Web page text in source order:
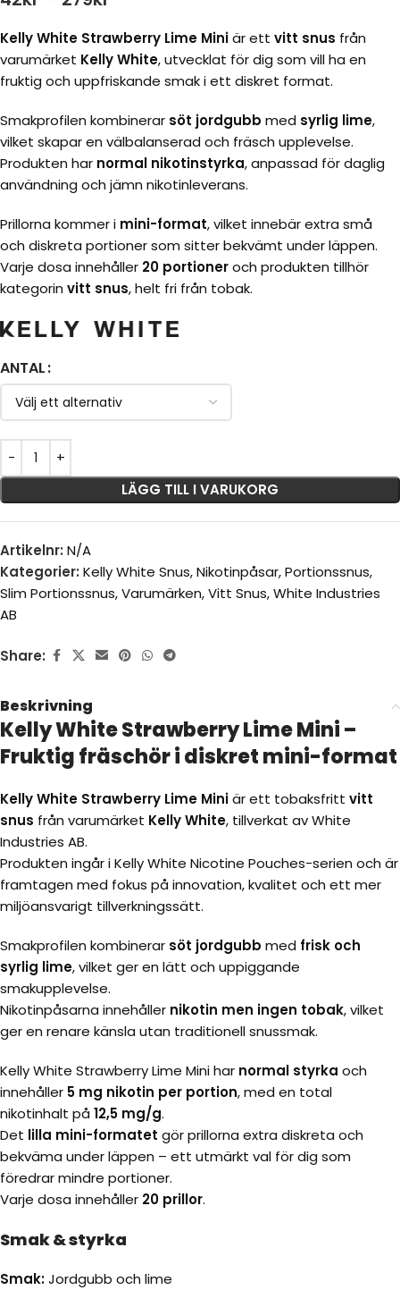
Kelly White Strawberry Lime Miniär ett vitt snus från
varumärket Kelly White, utvecklat för dig som vill ha en
fruktig och uppfriskande smak i ett diskret format.
Smakprofilen kombinerar söt jordgubb med syrlig lime,
vilket skapar en välbalanserad och fräsch upplevelse.
Produkten har normal nikotinstyrka, anpassad för daglig
användning och jämn nikotinleverans.
Prillorna kommer i mini-format, vilket innebär extra små
och diskreta portioner som sitter bekvämt under läppen.
Varje dosa innehåller 20 portioneroch produkten tillhör
kategorin vitt snus, helt fri från tobak.
ANTAL
LÄGG TILL I VARUKORG
Artikelnr: N/A
Kategorier: Kelly White Snus,Nikotinpåsar,Portionssnus,
Slim Portionssnus,Varumärken,Vitt Snus,White Industries
AB
Share:
Beskrivning
Kelly White Strawberry Lime Mini –
Fruktig fräschör i diskret mini-format
Kelly White Strawberry Lime Miniär ett tobaksfritt vitt
snus från varumärket Kelly White, tillverkat av White
Industries AB.
Produkten ingår i Kelly White Nicotine Pouches-serien och är
framtagen med fokus på innovation, kvalitet och ett mer
miljöansvarigt tillverkningssätt.
Smakprofilen kombinerar söt jordgubb med frisk och
syrlig lime, vilket ger en lätt och uppiggande
smakupplevelse.
Nikotinpåsarna innehåller nikotin men ingen tobak, vilket
ger en renare känsla utan traditionell snussmak.
Kelly White Strawberry Lime Mini har normal styrka och
innehåller 5 mg nikotin per portion, med en total
nikotinhalt på 12,5 mg/g.
Det lilla mini-formatet gör prillorna extra diskreta och
bekväma under läppen – ett utmärkt val för dig som
föredrar mindre portioner.
Varje dosa innehåller 20 prillor.
Smak & styrka
Smak:Jordgubb och lime